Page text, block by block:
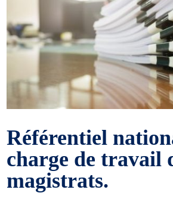
Référentiel
charge de travail
magistrats.